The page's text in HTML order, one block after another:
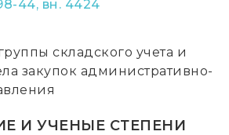
44, вн. 4424
складского учета и
закупок административно-
И УЧЕНЫЕ СТЕПЕНИ